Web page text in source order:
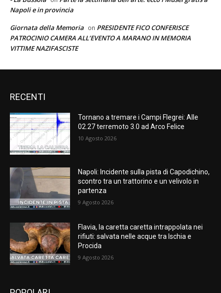
Napoli e in provincia
Giornata della Memoria on PRESIDENTE FICO CONFERISCE
PATROCINIO CAMERA ALL’EVENTO A MARANO IN MEMORIA
VITTIME NAZIFASCISTE
RECENTI
Tornano a tremare i Campi Flegrei: Alle
02.27 terremoto 3.0 ad Arco Felice
10 Agosto 2026
Napoli: Incidente sulla pista di Capodichino,
scontro tra un trattorino e un velivolo in
partenza
9 Agosto 2026
Flavia, la caretta caretta intrappolata nei
rifiuti: salvata nelle acque tra Ischia e
Procida
9 Agosto 2026